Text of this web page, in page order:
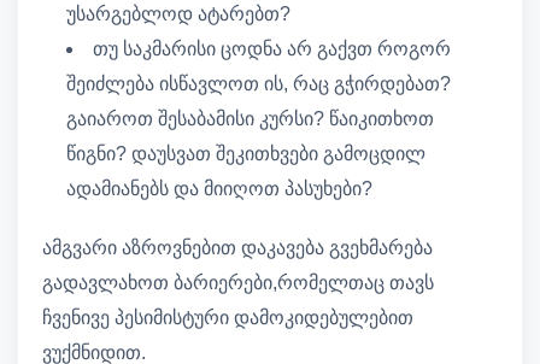
უსარგებლოდ ატარებთ?
თუ საკმარისი ცოდნა არ გაქვთ როგორ
შეიძლება ისწავლოთ ის, რაც გჭირდებათ?
გაიაროთ შესაბამისი კურსი? წაიკითხოთ
წიგნი? დაუსვათ შეკითხვები გამოცდილ
ადამიანებს და მიიღოთ პასუხები?
ამგვარი აზროვნებით დაკავება გვეხმარება
გადავლახოთ ბარიერები,რომელთაც თავს
ჩვენივე პესიმისტური დამოკიდებულებით
ვუქმნიდით.